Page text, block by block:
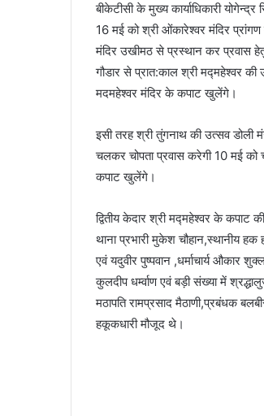
बीकेटीसी के मुख्य कार्याधिकारी
16 मई को श्री ओंकारेश्वर मंदिर
मंदिर उखीमठ से प्रस्थान कर प्रवास हेतु
गौडार से प्रात:काल श्री मद्महेश्वर की
मदमहेश्वर मंदिर के कपाट खुलेंगे।
इसी तरह श्री तुंगनाथ की उत्सव डोली
चलकर चोपता प्रवास करेगी 10 मई को
कपाट खुलेंगे।
द्वितीय केदार श्री मद्महेश्वर के कपाट
थाना प्रभारी मुकेश चौहान,स्थानीय
एवं यदुवीर पुष्पवान ,धर्माचार्य औकार
कुलदीप धर्म्वाण एवं बड़ी संख्या में
मठापति रामप्रसाद मैठाणी,प्रबंधक
हकूकधारी मौजूद थे।